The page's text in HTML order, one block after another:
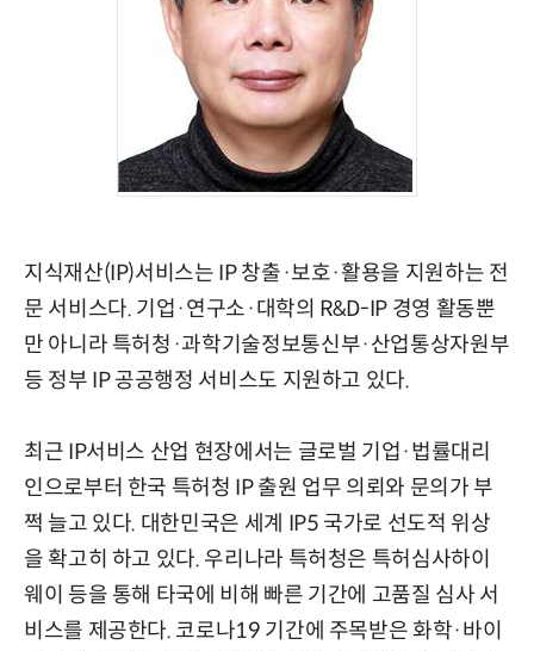
지식재산(IP)서비스는 IP 창출·보호·활용을 지원하는 전
문 서비스다. 기업·연구소·대학의 R&D-IP 경영 활동뿐
만 아니라 특허청·과학기술정보통신부·산업통상자원부
등 정부 IP 공공행정 서비스도 지원하고 있다.
최근 IP서비스 산업 현장에서는 글로벌 기업·법률대리
인으로부터 한국 특허청 IP 출원 업무 의뢰와 문의가 부
쩍 늘고 있다. 대한민국은 세계 IP5 국가로 선도적 위상
을 확고히 하고 있다. 우리나라 특허청은 특허심사하이
웨이 등을 통해 타국에 비해 빠른 기간에 고품질 심사 서
비스를 제공한다. 코로나19 기간에 주목받은 화학·바이